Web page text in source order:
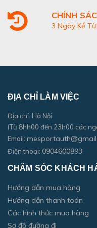
CHÍNH
3 Ngày Kể
ĐỊA CHỈ LÀM VIỆC
Địa chỉ: Hà Nội
(Từ 8hh00 đến 23h00 các
Email:
Điện thoại: 0904600893
CHĂM SÓC KHÁCH
Hướng dẫn mua hàng
Hướng dẫn thanh toán
Các hình thức mua hàng
Sơ đồ đường đi